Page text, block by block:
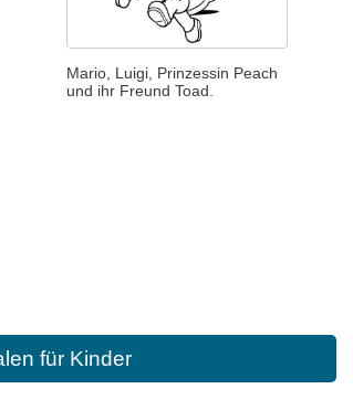
Mario, Luigi, Prinzessin Peach
und ihr Freund Toad.
für Kinder